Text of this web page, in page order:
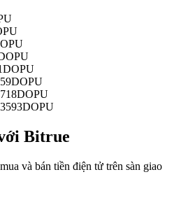
gồm thông tin giao dịch, v.v.
DOPU
DOPU
DOPU
DOPU
Bitrue
và bán tiền điện tử trên sàn giao